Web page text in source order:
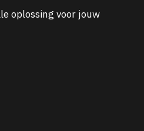
oplossing voor jouw